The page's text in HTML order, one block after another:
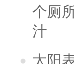
个厕
汁
太阳